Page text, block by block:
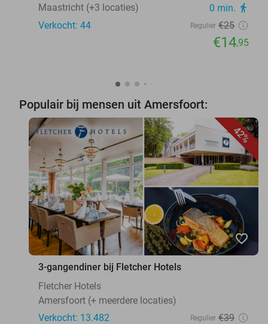
Maastricht (+3 locaties) 0 min. directions_walk
Verkocht: 44 Regulier €25
€14,95
Populair bij mensen uit Amersfoort:
42%
favorite_border
3-gangendiner bij Fletcher Hotels
Fletcher Hotels
Amersfoort (+ meerdere locaties)
Verkocht: 13.482
Regulier €39